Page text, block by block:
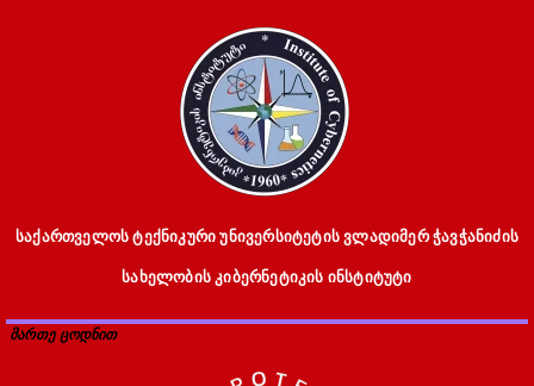
საქართველოს ტექნიკური უნივერსიტეტის ვლადიმერ ჭავჭანიძის
სახელობის კიბერნეტიკის ინსტიტუტი
მართე ცოდნით